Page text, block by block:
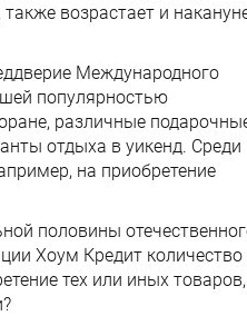
возрастает и
Международного
популярностью
различные
отдыха в уикенд. Среди
на приобретение
половины
Хоум Кредит количество
тех или иных товаров,